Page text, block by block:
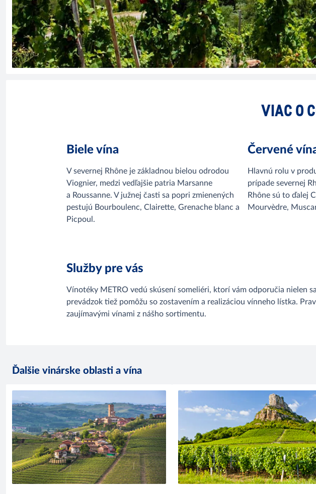
VIAC O
Biele vína
V severnej Rhône je základnou bielou odrodou
Viognier, medzi vedľajšie patria Marsanne
a Roussanne. V južnej časti sa popri zmienených
pestujú Bourboulenc, Clairette, Grenache blanc a
Picpoul.
Červené
Hlavnú rolu v
prípade severnej
Rhône sú to ďalej
Mourvèdre,
Služby pre vás
Vínotéky METRO vedú skúsení someliéri, ktorí vám odporučia nielen
prevádzok tiež pomôžu so zostavením a realizáciou vínneho lístka.
zaujímavými vínami z nášho sortimentu.
Ďalšie vinárske oblasti a vína